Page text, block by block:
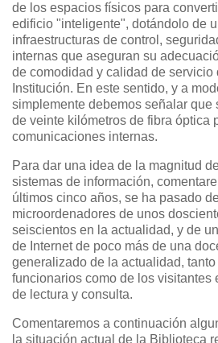
de los espacios físicos para
edificio "inteligente", dotándolo de
infraestructuras de control,
internas que aseguran su
de comodidad y calidad de servicio
Institución. En este sentido, y a
simplemente debemos señalar que
de veinte kilómetros de fibra óptica
comunicaciones internas.
Para dar una idea de la magnitud
sistemas de información,
últimos cinco años, se ha pasado
microordenadores de unos
seiscientos en la actualidad, y de
de Internet de poco más de una
generalizado de la actualidad,
funcionarios como de los visitantes
de lectura y consulta.
Comentaremos a continuación
la situación actual de la Biblioteca